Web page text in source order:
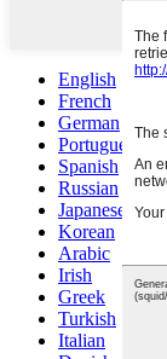
English
French
German
Portuguese
Spanish
Russian
Japanese
Korean
Arabic
Irish
Greek
Turkish
Italian